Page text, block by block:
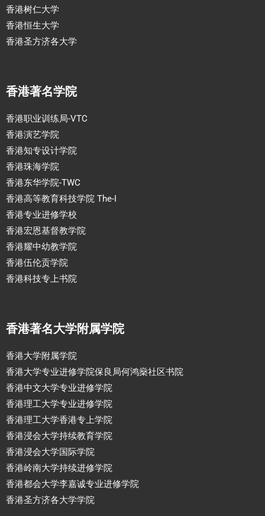
香港树仁大学
香港恒生大学
香港圣方济各大学
香港著名学院
香港职业训练局-VTC
香港演艺学院
香港知专设计学院
香港珠海学院
香港东华学院-TWC
香港高等教育科技学院 The-I
香港专业进修学校
香港宏恩基督教学院
香港耀中幼教学院
香港伍伦贡学院
香港科技专上书院
香港著名大学附属学院
香港大学附属学院
香港大学专业进修学院保良局何鸿燊社区书院
香港中文大学专业进修学院
香港理工大学专业进修学院
香港理工大学香港专上学院
香港浸会大学持续教育学院
香港浸会大学国际学院
香港岭南大学持续进修学院
香港都会大学李嘉诚专业进修学院
香港圣方济各大学学院